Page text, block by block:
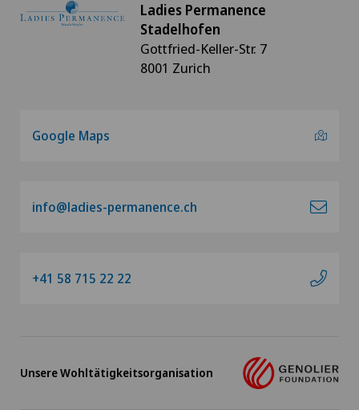
Ladies Permanence
Stadelhofen
Gottfried-Keller-Str. 7
8001 Zurich
Google Maps
info@ladies-permanence.ch
+41 58 715 22 22
Unsere Wohltätigkeitsorganisation